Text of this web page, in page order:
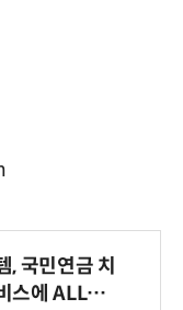
, 국민연금 치
스에 ALL# E